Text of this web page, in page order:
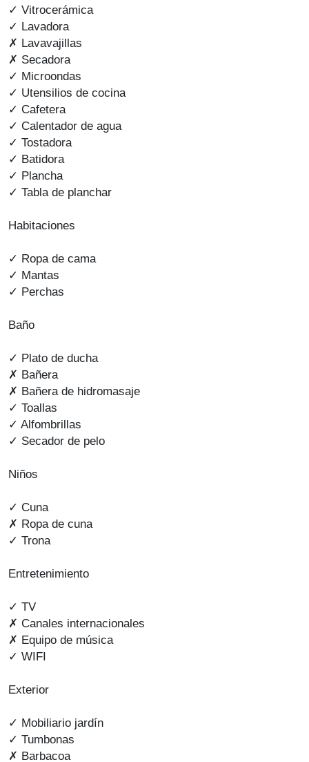
✓ Vitrocerámica
✓ Lavadora
✗ Lavavajillas
✗ Secadora
✓ Microondas
✓ Utensilios de cocina
✓ Cafetera
✓ Calentador de agua
✓ Tostadora
✓ Batidora
✓ Plancha
✓ Tabla de planchar
Habitaciones
✓ Ropa de cama
✓ Mantas
✓ Perchas
Baño
✓ Plato de ducha
✗ Bañera
✗ Bañera de hidromasaje
✓ Toallas
✓ Alfombrillas
✓ Secador de pelo
Niños
✓ Cuna
✗ Ropa de cuna
✓ Trona
Entretenimiento
✓ TV
✗ Canales internacionales
✗ Equipo de música
✓ WIFI
Exterior
✓ Mobiliario jardín
✓ Tumbonas
✗ Barbacoa